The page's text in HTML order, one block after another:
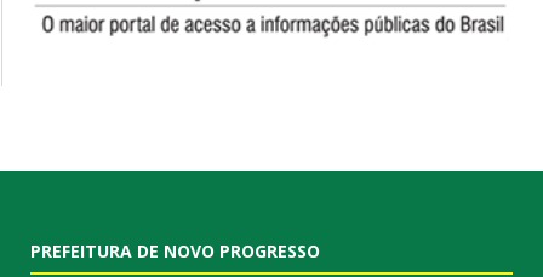
PREFEITURA DE NOVO PROGRESSO